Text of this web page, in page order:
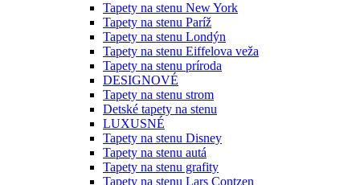
Tapety na stenu New York
Tapety na stenu Paríž
Tapety na stenu Londýn
Tapety na stenu Eiffelova veža
Tapety na stenu príroda
DESIGNOVÉ
Tapety na stenu strom
Detské tapety na stenu
LUXUSNÉ
Tapety na stenu Disney
Tapety na stenu autá
Tapety na stenu grafity
Tapety na stenu Lars Contzen